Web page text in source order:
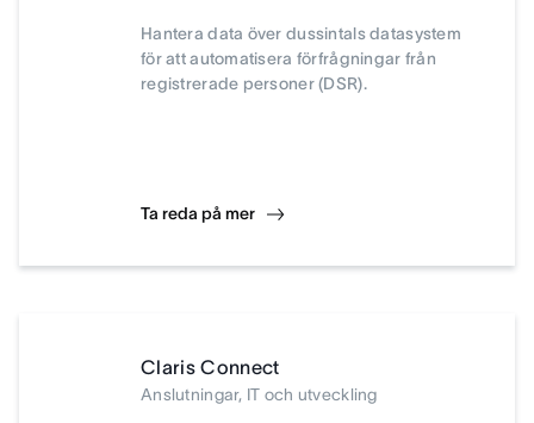
Hantera data över dussintals datasystem
för att automatisera förfrågningar från
registrerade personer (DSR).
Ta reda på mer
Claris Connect
Anslutningar, IT och utveckling